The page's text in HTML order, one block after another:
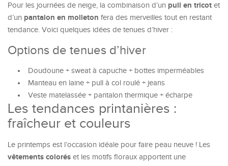
Pour les journées de neige, la combinaison d’un pull en tricot et
d’un pantalon en molleton fera des merveilles tout en restant
tendance. Voici quelques idées de tenues d’hiver :
Options de tenues d’hiver
Doudoune + sweat à capuche + bottes imperméables
Manteau en laine + pull à col roulé + jeans
Veste matelassée + pantalon thermique + écharpe
Les tendances printanières :
fraîcheur et couleurs
Le printemps est l’occasion idéale pour faire peau neuve ! Les
vêtements colorés et les motifs floraux apportent une